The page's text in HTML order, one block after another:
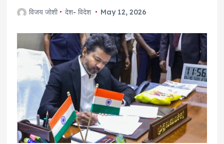
विजय जोशी देश- विदेश May 12, 2026